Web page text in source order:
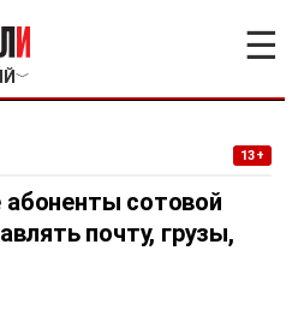
﹀
☰
13+
сотовой
почту, грузы,